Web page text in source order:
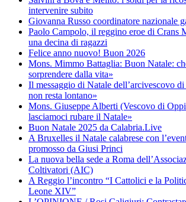
intervenire subito
Giovanna Russo coordinatore nazionale
Paolo Campolo, il reggino eroe di Crans
una decina di ragazzi
Felice anno nuovo! Buon 2026
Mons. Mimmo Battaglia: Buon Natale:
sorprendere dalla vita»
Il messaggio di Natale dell’arcivescovo
non resta lontano»
Mons. Giuseppe Alberti (Vescovo di
lasciamoci rubare il Natale»
Buon Natale 2025 da Calabria.Live
A Bruxelles il Natale calabrese con
promosso da Giusi Princi
La nuova bella sede a Roma
Coltivatori (AIC)
A Reggio l’incontro “I Cattolici e la
Leone XIV”